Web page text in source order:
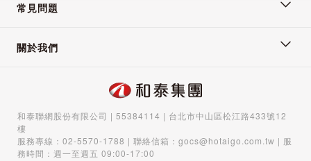
常見問題
關於我們
和泰聯網股份有限公司 | 55384114 | 台北市中山區松江路433號12
樓
服務專線： 02-5570-1788 | 聯絡信箱： gocs@hotaigo.com.tw | 服
務時間：週一至週五 09:00-17:00